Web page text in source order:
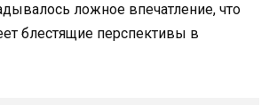
ложное впечатление, что
блестящие перспективы в